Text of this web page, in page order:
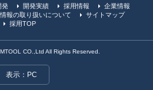
発 開発実績 採用情報
企業情報
報の取り扱いについて
サイトマップ
採用TOP
CO.,Ltd All Rights Reserved.
表示：PC